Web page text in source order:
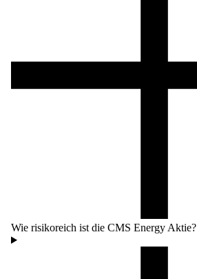
Wie risikoreich ist die CMS Energy Aktie?